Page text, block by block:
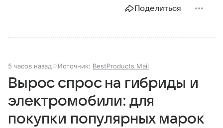
Поделиться
5 часов назад Источник: BestProducts Mail
Вырос спрос на гибриды и
электромобили: для
покупки популярных марок